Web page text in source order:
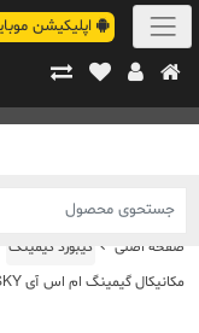
اپلیکیشن
صفحه اصلی کیبورد گیمینگ
مکانیکال گیمینگ ام اس آی FORGE GK600 TKL SKY